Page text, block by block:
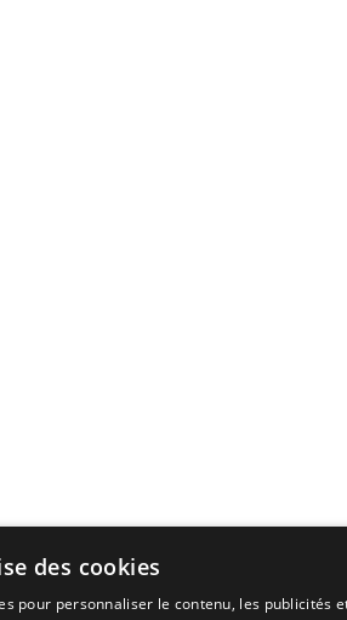
des cookies
pour personnaliser le contenu, les